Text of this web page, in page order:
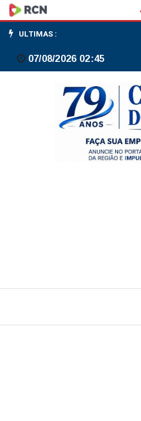
Bahia
decide
no
Feminino
ULTIMAS :
07/08/2026 02:45